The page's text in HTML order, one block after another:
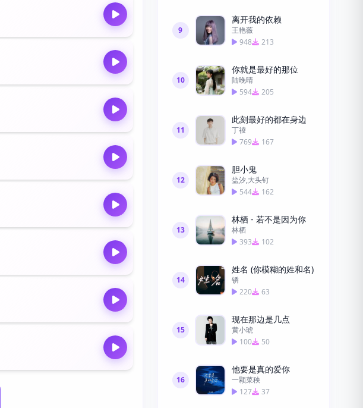
9
离开我的依赖
王艳薇
948
213
10
你就是最好的那位
陆晚晴
594
205
11
此刻最好的都在身边
丁祾
769
167
12
胆小鬼
盐汐,大头钉
544
162
13
林栖 - 若不是因为你
林栖
393
102
14
姓名 (你模糊的姓和名)
锈
220
63
15
现在那边是几点
黄小琥
100
50
16
他要是真的爱你
一颗菜秧
127
37